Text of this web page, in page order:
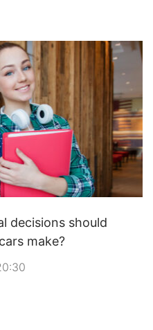
decisions should
make?